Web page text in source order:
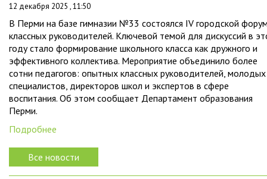
12 декабря 2025 , 11:50
В Перми на базе гимназии №33 состоялся IV городской
классных руководителей. Ключевой темой для дискуссий в
году стало формирование школьного класса как дружного и
эффективного коллектива. Мероприятие объединило более
сотни педагогов: опытных классных руководителей, молодых
специалистов, директоров школ и экспертов в сфере
воспитания. Об этом сообщает Департамент образования
Перми.
Подробнее
Все новости